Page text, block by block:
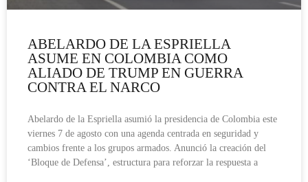
ABELARDO DE LA ESPRIELLA
ASUME EN COLOMBIA COMO
ALIADO DE TRUMP EN GUERRA
CONTRA EL NARCO
Abelardo de la Espriella asumió la presidencia de Colombia este
viernes 7 de agosto con una agenda centrada en seguridad y
cambios frente a los grupos armados. Anunció la creación del
‘Bloque de Defensa’, estructura para reforzar la respuesta a